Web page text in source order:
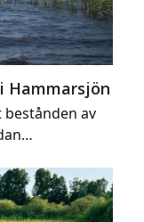
Hammarsjön
av